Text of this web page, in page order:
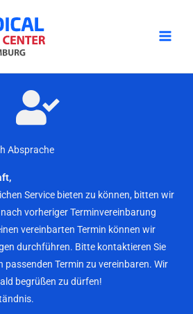
Absprache
Service bieten zu können, bitten wir
vorheriger Terminvereinbarung
vereinbarten Termin können wir
durchführen. Bitte kontaktieren Sie
passenden Termin zu vereinbaren. Wir
begrüßen zu dürfen!